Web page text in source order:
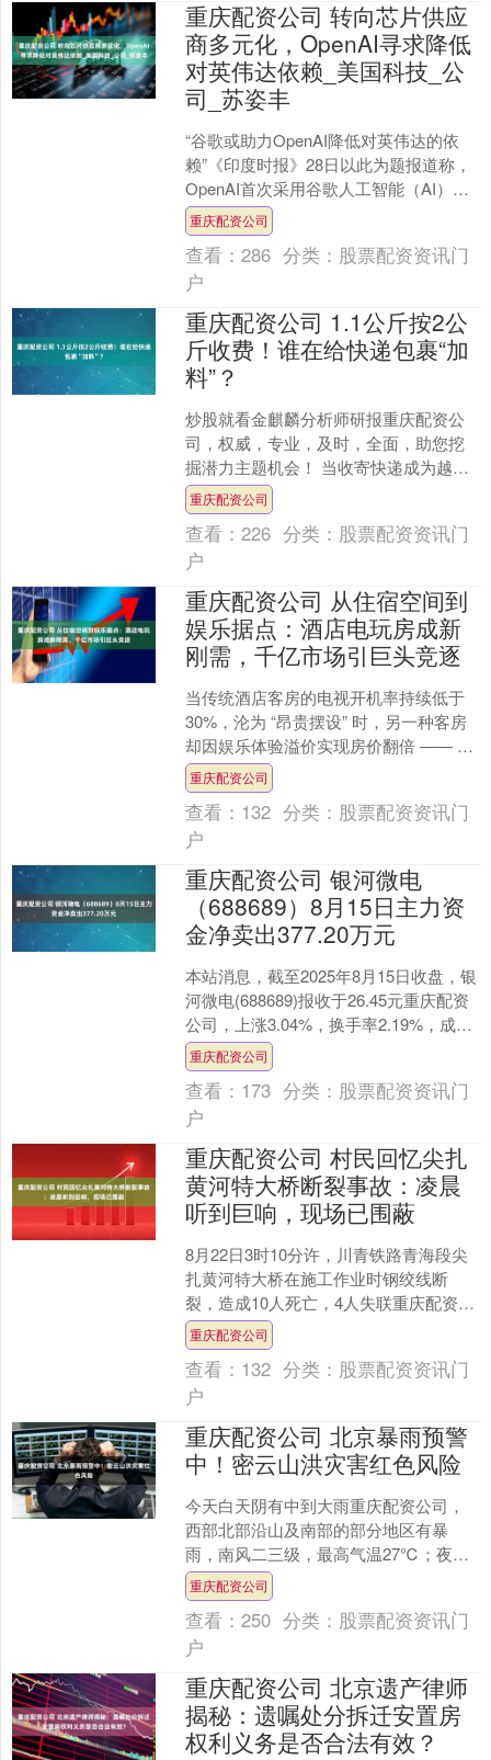
重庆配资公司 转向芯片供应
商多元化，OpenAI寻求降低
对英伟达依赖_美国科技_公
司_苏姿丰
“谷歌或助力OpenAI降低对英伟达的依
赖”《印度时报》28日以此为题报道称，
OpenAI首次采用谷歌人工智能（AI）芯
片为其ChatGPT及其他产品提供算力
支....
重庆配资公司
查看：286 分类： 股票配资资讯门
户
重庆配资公司 1.1公斤按2公
斤收费！谁在给快递包裹“加
料”？
炒股就看金麒麟分析师研报重庆配资公
司，权威，专业，及时，全面，助您挖
掘潜力主题机会！ 当收寄快递成为越来
越多人生活习惯时，快递费用却悄悄
的“背刺”起了消费者。 ....
重庆配资公司
查看：226 分类： 股票配资资讯门
户
重庆配资公司 从住宿空间到
娱乐据点：酒店电玩房成新
刚需，千亿市场引巨头竞逐
当传统酒店客房的电视开机率持续低于
30%，沦为 “昂贵摆设” 时，另一种客房
却因娱乐体验溢价实现房价翻倍 —— 这
就是正在重构酒店业的电玩房。数据显
示重庆配资....
重庆配资公司
查看： 132 分类： 股票配资资讯门
户
重庆配资公司 银河微电
（688689）8月15日主力资
金净卖出377.20万元
本站消息，截至2025年8月15日收盘，银
河微电(688689)报收于26.45元重庆配资
公司，上涨3.04%，换手率2.19%，成交
量2.83万手，成交额74....
重庆配资公司
查看： 173 分类： 股票配资资讯门
户
重庆配资公司 村民回忆尖扎
黄河特大桥断裂事故：凌晨
听到巨响，现场已围蔽
8月22日3时10分许，川青铁路青海段尖
扎黄河特大桥在施工作业时钢绞线断
裂，造成10人死亡，4人失联重庆配资公
司，2人在塔架尚无法确认生命体征。当
日下午，青海省....
重庆配资公司
查看： 132 分类： 股票配资资讯门
户
重庆配资公司 北京暴雨预警
中！密云山洪灾害红色风险
今天白天阴有中到大雨重庆配资公司，
西部北部沿山及南部的部分地区有暴
雨，南风二三级，最高气温27℃；夜间
阴有雷阵雨或阵雨转多云，南转北风一
二级，最低气温21℃。早....
重庆配资公司
查看：250 分类： 股票配资资讯门
户
重庆配资公司 北京遗产律师
揭秘：遗嘱处分拆迁安置房
权利义务是否合法有效？